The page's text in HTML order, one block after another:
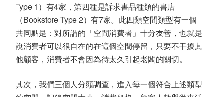
Type 1）有4家，第四種是訴求書品種類的書店
（Bookstore Type 2）有7家。此四類空間類型有一個
共同點是：對所謂的「空間消費者」十分友善，也就是
說消費者可以很自在的在這個空間停留，只要不干擾其
他顧客，消費者不會因為待太久引起老闆的關切。
其次，我們三個人分頭調查，進入每一個符合上述類型